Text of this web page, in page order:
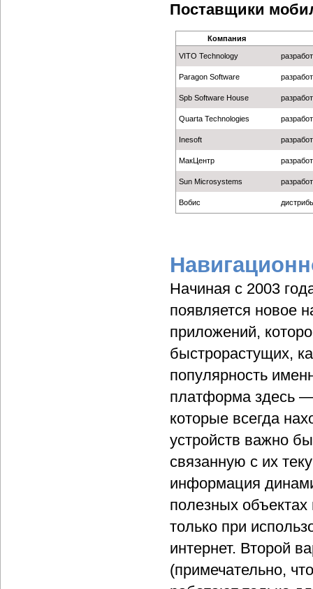
Поставщики
Компания
VITO Technology
Paragon Software
Spb Software House
Quarta Technologies
Inesoft
МакЦентр
Sun Microsystems
Вобис
Начиная с 2003
появляется новое
приложений,
быстрорастущих,
популярность
платформа здесь
которые всегда
устройств важно
связанную с их
информация
полезных
только при
интернет. Второй
(примечательно,